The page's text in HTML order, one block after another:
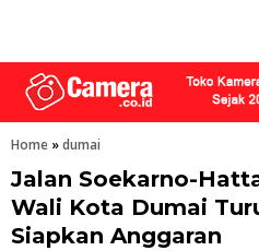
Home »dumai
Jalan Soekarno-
Wali Kota Dumai
Siapkan Anggaran